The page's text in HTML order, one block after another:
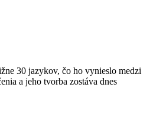
30 jazykov, čo ho vynieslo medzi
a jeho tvorba zostáva dnes